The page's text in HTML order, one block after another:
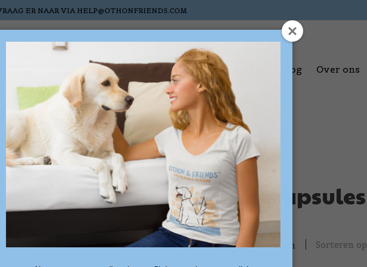
ER NAAR VIA HELP@OTHONFRIENDS.COM
Nieuw Sale Cadeaubonnen Blog Over ons
getagd met zalmoliecapsules
2 producten Sorteren op